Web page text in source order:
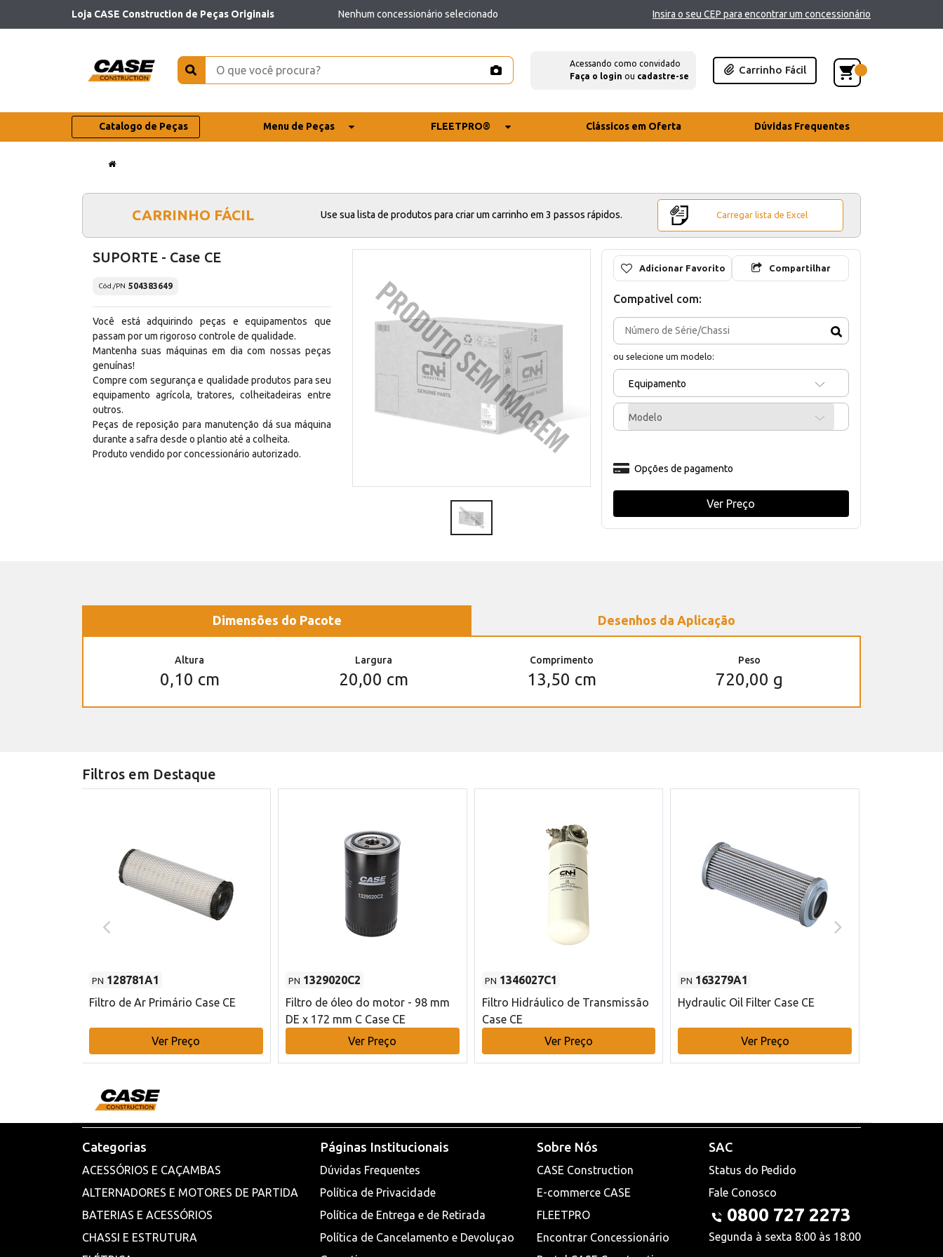
Loja CASE Construction de Peças Originais Nenhum concessionário selecionado Insira o seu CEP para encontrar um concessionário
Acessando como convidado
Faça o login ou cadastre-se
Carrinho Fácil
Catalogo de Peças Menu de Peças FLEETPRO® Clássicos em Oferta Dúvidas Frequentes
CARRINHO FÁCIL Use sua lista de produtos para criar um carrinho em 3 passos rápidos. Carregar lista de Excel
SUPORTE - Case CE
Cód./PN 504383649
Você está adquirindo peças e equipamentos que
passam por um rigoroso controle de qualidade.
Mantenha suas máquinas em dia com nossas peças
genuínas!
Compre com segurança e qualidade produtos para seu
equipamento agrícola, tratores, colheitadeiras entre
outros.
Peças de reposição para manutenção dá sua máquina
durante a safra desde o plantio até a colheita.
Produto vendido por concessionário autorizado.
Adicionar Favorito Compartilhar
Compativel com:
ou selecione um modelo:
Equipamento
Modelo
Opções de pagamento
Ver Preço
Dimensões do Pacote Desenhos da Aplicação
Altura
0,10 cm
Largura
20,00 cm
Comprimento
13,50 cm
Peso
720,00 g
Filtros em Destaque
PN 128781A1
Filtro de Ar Primário Case CE
Ver Preço
PN 1329020C2
Filtro de óleo do motor - 98 mm
DE x 172 mm C Case CE
Ver Preço
PN 1346027C1
Filtro Hidráulico de Transmissão
Case CE
Ver Preço
PN 163279A1
Hydraulic Oil Filter Case CE
Ver Preço
Categorias
ACESSÓRIOS E CAÇAMBAS
ALTERNADORES E MOTORES DE PARTIDA
BATERIAS E ACESSÓRIOS
CHASSI E ESTRUTURA
Páginas Institucionais
Dúvidas Frequentes
Política de Privacidade
Política de Entrega e de Retirada
Política de Cancelamento e Devoluçao
Sobre Nós
CASE Construction
E-commerce CASE
FLEETPRO
Encontrar Concessionário
SAC
Status do Pedido
Fale Conosco
0800 727 2273
Segunda à sexta 8:00 às 18:00